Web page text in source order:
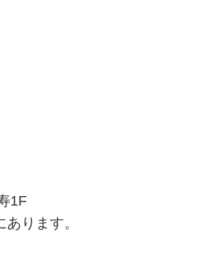
1F
ります。